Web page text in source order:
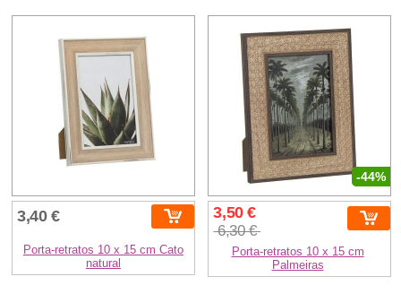
3,40 €
Porta-retratos 10 x 15 cm Cato
natural
-44%
3,50 €
6,30 €
Porta-retratos 10 x 15 cm
Palmeiras